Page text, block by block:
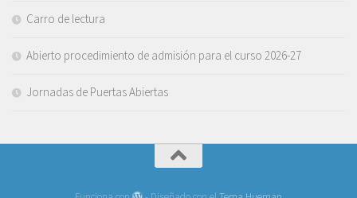
Carro de lectura
Abierto procedimiento de admisión para el curso 2026-27
Jornadas de Puertas Abiertas